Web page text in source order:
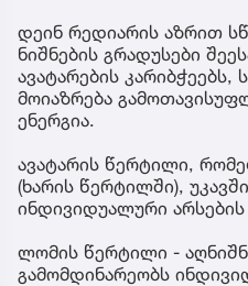
დეინ რედიარის აზრით
ნიშნების გრადუსები
ავატარების
მოიაზრება
ენერგია.
ავატარის წერტილი,
(ხარის წერტილში),
ინდივიდუალური
ლომის წერტილი -
გამომდინარეობს